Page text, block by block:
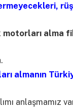
motorları alma
almanın
anlaşmamız